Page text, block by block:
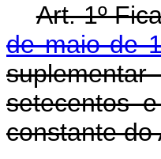
Art. 1º
de maio de
setecentos
constante do